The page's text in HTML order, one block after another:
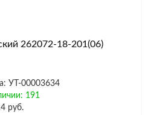
262072-18-201(06)
УТ-00003634
191
руб.